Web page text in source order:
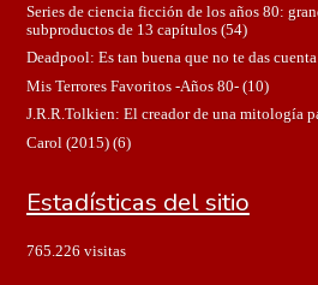
Series de ciencia ficción de los años 80:
subproductos de 13 capítulos(54)
Deadpool: Es tan buena que no te das
Mis Terrores Favoritos -Años 80-(10)
J.R.R.Tolkien: El creador de una mitología
Carol (2015)(6)
Estadísticas del sitio
765.226 visitas